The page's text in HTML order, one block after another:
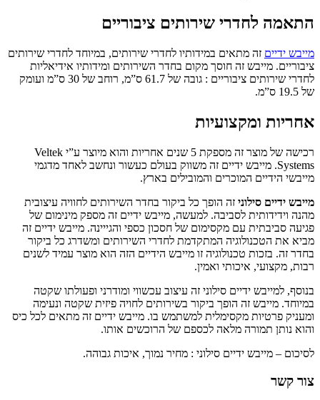
התאמה לחדרי שירותים ציבוריים
מייבש ידיים זה מתאים במידותיו לחדרי שירותים, במיוחד לחדרי שירותים
ציבוריים. מייבש זה חוסך מקום בחדר השירותים ומידותיו אידיאליות
לחדרי שירותים ציבוריים : גובה של 61.7 ס”מ, רוחב של 30 ס”מ ועומק
של 19.5 ס”מ.
אחריות ומקצועיות
רכישה של מוצר זה
מספקת 5 שנים אחריות והוא מיוצר ע”י Veltek
Systems. מייבש ידיים זה משווק בעולם כעשור ונחשב לאחד מדגמי
מייבשי הידיים המוכרים והמובילים בארץ.
מייבש ידיים סילוני זה הופך כל ביקור בחדר השירותים לחוויה עיצובית
מהנה וידידותית לסביבה. למעשה, מייבש ידיים זה מספק מינימום של
פגיעה סביבתית עם מקסימום של חסכון כספי והגייינה. מייבש ידיים זה
מביא את הטכנולוגיה המתקדמת לחדרי השירותים ומשדרג כל ביקור
בחדר זה. בזכות טכנולוגיה זו מייבש הידיים הזה הוא מוצר עמיד לשנים
רבות, מקצועי, איכותי ואמין.
בנוסף, למייבש ידיים סילוני זה עיצוב עכשווי ומודרני ופעולתו שקטה
במיוחד. מייבש זה הופך ביקור בשירותים לחויה פיזית שקטה ונעימה
ומעניק פרטיות מקסימלית למשתמש בו. מייבש ידיים זה מתאים לכל כיס
והוא נותן תמורה מלאה לכספם של הרוכשים אותו.
לסיכום – מייבש ידיים סילוני : מחיר נמוך, איכות גבוהה.
צור קשר